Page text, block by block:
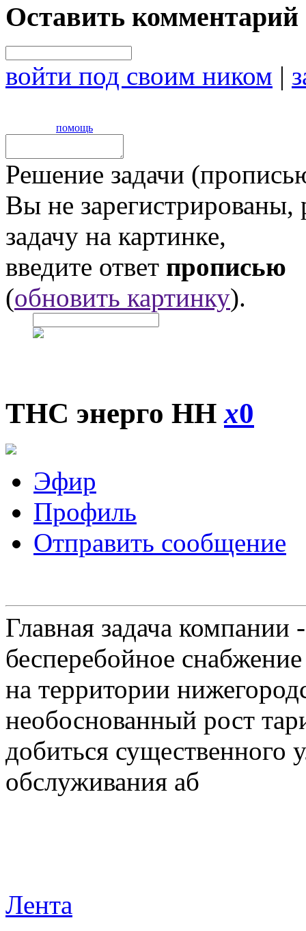
Оставить комментарий
войти под своим ником |
помощь
Решение задачи
Вы не
задачу на картинке,
введите ответ прописью
(обновить картинку).
ТНС энерго ННx0
Эфир
Профиль
Отправить сообщение
Главная задача
бесперебойное
на территории
необоснованный рост
добиться существенного
обслуживания аб
Лента